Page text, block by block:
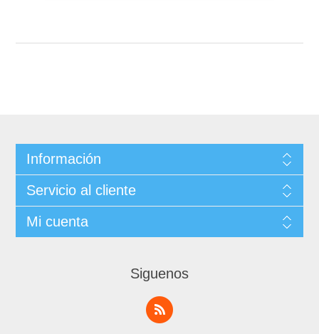
Información
Servicio al cliente
Mi cuenta
Siguenos